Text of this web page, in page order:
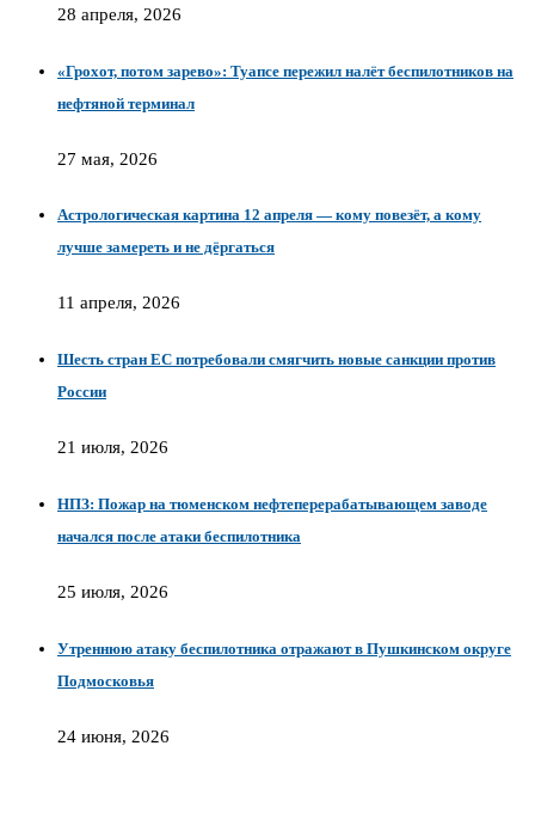
28 апреля, 2026
«Грохот, потом зарево»: Туапсе пережил налёт беспилотников на
нефтяной терминал
27 мая, 2026
Астрологическая картина 12 апреля — кому повезёт, а кому
лучше замереть и не дёргаться
11 апреля, 2026
Шесть стран ЕС потребовали смягчить новые санкции против
России
21 июля, 2026
НПЗ: Пожар на тюменском нефтеперерабатывающем заводе
начался после атаки беспилотника
25 июля, 2026
Утреннюю атаку беспилотника отражают в Пушкинском округе
Подмосковья
24 июня, 2026